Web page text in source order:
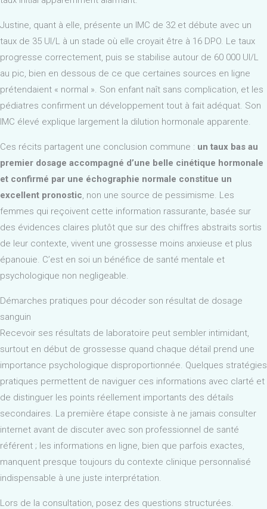
Justine, quant à elle, présente un IMC de 32 et débute avec un
taux de 35 UI/L à un stade où elle croyait être à 16 DPO. Le taux
progresse correctement, puis se stabilise autour de 60 000 UI/L
au pic, bien en dessous de ce que certaines sources en ligne
prétendaient « normal ». Son enfant naît sans complication, et les
pédiatres confirment un développement tout à fait adéquat. Son
IMC élevé explique largement la dilution hormonale apparente.
Ces récits partagent une conclusion commune : un taux bas au
premier dosage accompagné d’une belle cinétique hormonale
et confirmé par une échographie normale constitue un
excellent pronostic, non une source de pessimisme. Les
femmes qui reçoivent cette information rassurante, basée sur
des évidences claires plutôt que sur des chiffres abstraits sortis
de leur contexte, vivent une grossesse moins anxieuse et plus
épanouie. C’est en soi un bénéfice de santé mentale et
psychologique non negligeable.
Démarches pratiques pour décoder son résultat de dosage
sanguin
Recevoir ses résultats de laboratoire peut sembler intimidant,
surtout en début de grossesse quand chaque détail prend une
importance psychologique disproportionnée. Quelques stratégies
pratiques permettent de naviguer ces informations avec clarté et
de distinguer les points réellement importants des détails
secondaires. La première étape consiste à ne jamais consulter
internet avant de discuter avec son professionnel de santé
référent ; les informations en ligne, bien que parfois exactes,
manquent presque toujours du contexte clinique personnalisé
indispensable à une juste interprétation.
Lors de la consultation, posez des questions structurées.